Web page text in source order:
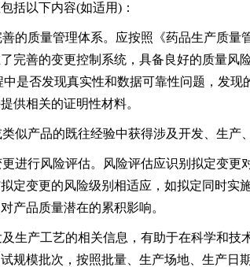
以下内容(如适用)：
质量管理体系。应按照《药品生产质量
完善的变更控制系统，具备良好的质量风
是否发现真实性和数据可靠性问题，发
供相关的证明性材料。
产品的既往经验中获得涉及开发、生产
行风险评估。风险评估应识别拟定变更
定变更的风险级别相适应，如拟定同时实
产品质量潜在的累积影响。
产工艺的相关信息，有助于在科学和技
规模批次，按照批量、生产场地、生产日